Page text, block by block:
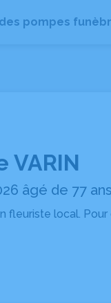
pompes
VARIN
âgé de 77
fleuriste local.